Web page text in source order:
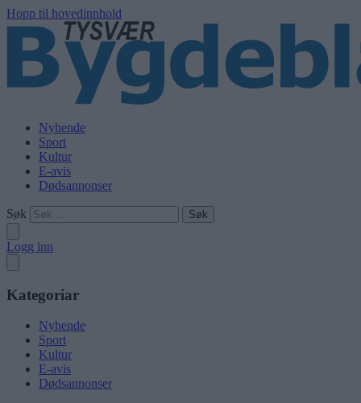
Hopp til hovedinnhold
Nyhende
Sport
Kultur
E-avis
Dødsannonser
Søk
Logg inn
Kategoriar
Nyhende
Sport
Kultur
E-avis
Dødsannonser